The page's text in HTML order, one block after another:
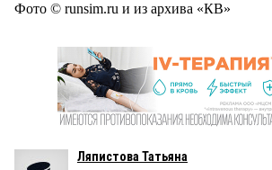
Фото © runsim.ru и из архива «КВ»
Ляпистова Татьяна